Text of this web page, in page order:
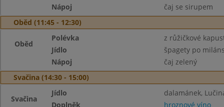
Nápoj
čaj se sirupem
Oběd (11:45 - 12:30)
Oběd
Polévka
z růžičkové
Jídlo
špagety po
Nápoj
čaj zelený
Svačina (14:30 - 15:00)
Svačina
Jídlo
dalamánek,
Doplněk
hroznové víno